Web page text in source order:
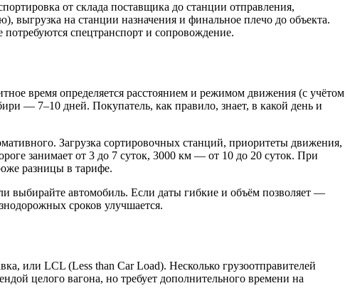
от склада поставщика до станции отправления,
выгрузка на станции назначения и финальное плечо до объекта.
спецтранспорт и сопровождение.
время определяется расстоянием и режимом движения (с учётом
— 7–10 дней. Покупатель, как правило, знает, в какой день и
Загрузка сортировочных станций, приоритеты движения,
занимает от 3 до 7 суток, 3000 км — от 10 до 20 суток. При
разницы в тарифе.
выбирайте автомобиль. Если даты гибкие и объём позволяет —
сроков улучшается.
или LCL (Less than Car Load). Несколько грузоотправителей
целого вагона, но требует дополнительного времени на